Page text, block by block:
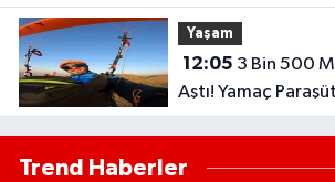
"Döner Kralı"
Yaşam
12:05
Aştı! Yamaç
Trend Haberler